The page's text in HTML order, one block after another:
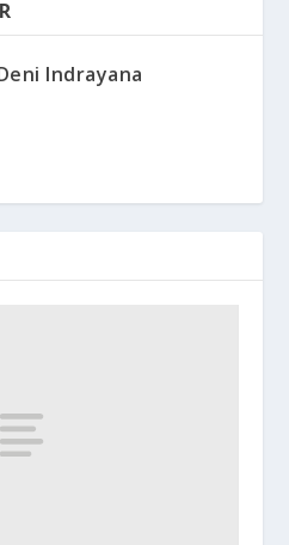
Indrayana